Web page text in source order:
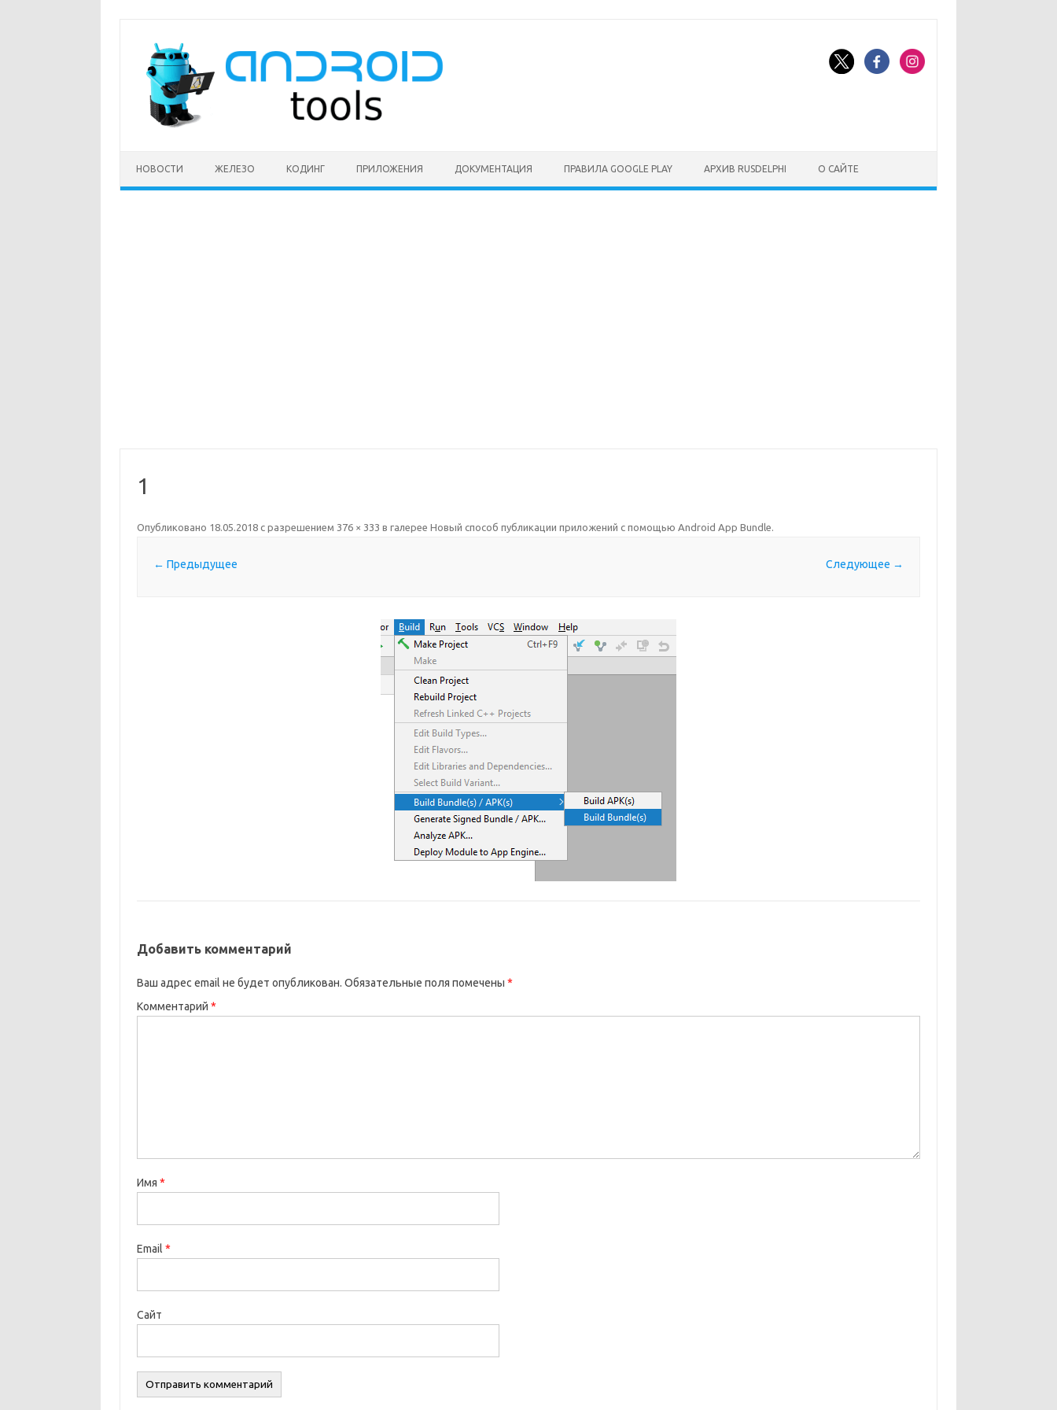
содержимому
НОВОСТИ ЖЕЛЕЗО КОДИНГ ПРИЛОЖЕНИЯ ДОКУМЕНТАЦИЯ ПРАВИЛА GOOGLE PLAY АРХИВ RUSDELPHI О САЙТЕ
1
Опубликовано 18.05.2018с разрешением 376 × 333 в галерее Новый способ публикации приложений с помощью Android App Bundle.
← Предыдущее Следующее →
Добавить комментарий
Ваш адрес email не будет опубликован. Обязательные поля помечены *
Комментарий *
Имя *
Email *
Сайт